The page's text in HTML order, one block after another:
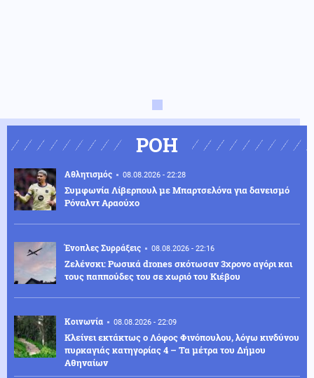
ΡΟΗ
Αθλητισμός 08.08.2026 - 22:28
Συμφωνία Λίβερπουλ με Μπαρτσελόνα για δανεισμό
Ρόναλντ Αραούχο
Ένοπλες Συρράξεις 08.08.2026 - 22:16
Ζελένσκι: Ρωσικά drones σκότωσαν 3χρονο αγόρι και
τους παππούδες του σε χωριό του Κιέβου
Κοινωνία 08.08.2026 - 22:09
Κλείνει εκτάκτως ο Λόφος Φινόπουλου, λόγω κινδύνου
πυρκαγιάς κατηγορίας 4 – Τα μέτρα του Δήμου
Αθηναίων